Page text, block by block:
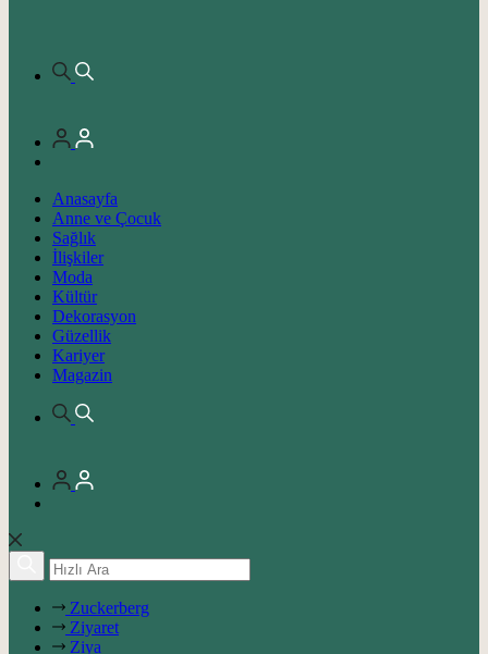
Anasayfa
Anne ve Çocuk
Sağlık
İlişkiler
Moda
Kültür
Dekorasyon
Güzellik
Kariyer
Magazin
Zuckerberg
Ziyaret
Ziya